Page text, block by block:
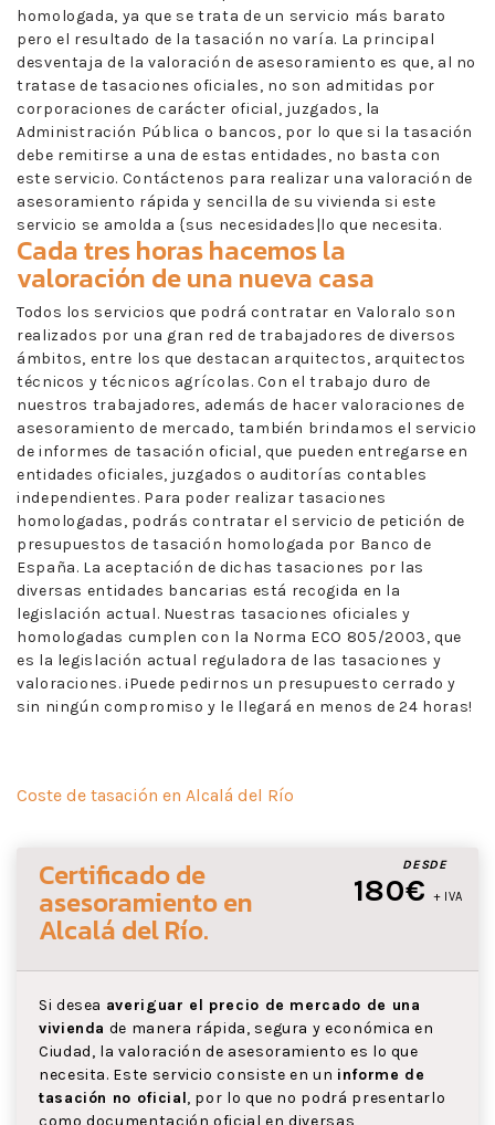
homologada, ya que se trata de un servicio más barato
pero el resultado de la tasación no varía. La principal
desventaja de la valoración de asesoramiento es que, al no
tratase de tasaciones oficiales, no son admitidas por
corporaciones de carácter oficial, juzgados, la
Administración Pública o bancos, por lo que si la tasación
debe remitirse a una de estas entidades, no basta con
este servicio. Contáctenos para realizar una valoración de
asesoramiento rápida y sencilla de su vivienda si este
servicio se amolda a {sus necesidades|lo que necesita.
Cada tres horas hacemos la
valoración de una nueva casa
Todos los servicios que podrá contratar en Valoralo son
realizados por una gran red de trabajadores de diversos
ámbitos, entre los que destacan arquitectos, arquitectos
técnicos y técnicos agrícolas. Con el trabajo duro de
nuestros trabajadores, además de hacer valoraciones de
asesoramiento de mercado, también brindamos el servicio
de informes de tasación oficial, que pueden entregarse en
entidades oficiales, juzgados o auditorías contables
independientes. Para poder realizar tasaciones
homologadas, podrás contratar el servicio de petición de
presupuestos de tasación homologada por Banco de
España. La aceptación de dichas tasaciones por las
diversas entidades bancarias está recogida en la
legislación actual. Nuestras tasaciones oficiales y
homologadas cumplen con la Norma ECO 805/2003, que
es la legislación actual reguladora de las tasaciones y
valoraciones. ¡Puede pedirnos un presupuesto cerrado y
sin ningún compromiso y le llegará en menos de 24 horas!
Coste de tasación en Alcalá del Río
DESDE
180€ + IVA
Certificado de
asesoramientoen
Alcalá del Río.
Si desea averiguar el precio de mercado de una
vivienda de manera rápida, segura y económica en
Ciudad, la valoración de asesoramiento es lo que
necesita. Este servicio consiste en un informe de
tasación no oficial, por lo que no podrá presentarlo
como documentación oficial en diversas